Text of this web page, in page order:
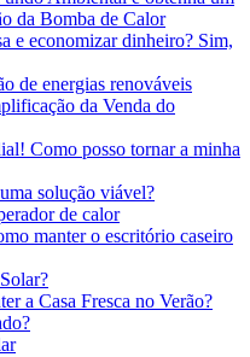
da Bomba de Calor
e economizar dinheiro? Sim,
de energias renováveis
da Venda do
Como posso tornar a minha
solução viável?
de calor
manter o escritório caseiro
a Casa Fresca no Verão?